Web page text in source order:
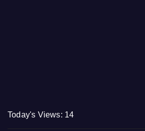
Today's Views: 14